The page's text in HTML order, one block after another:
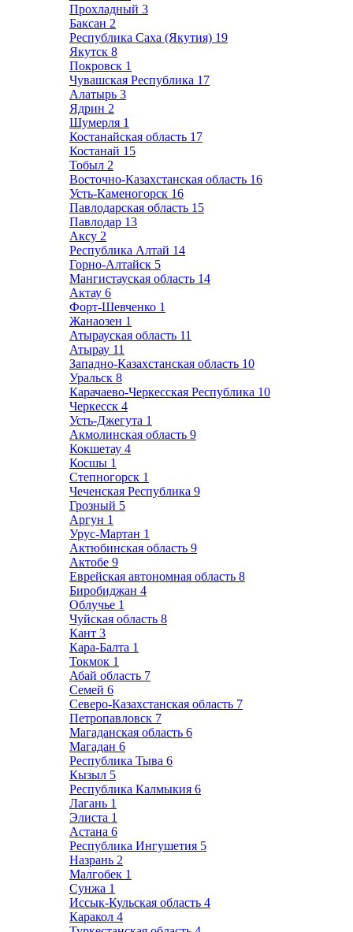
Прохладный 3
Баксан 2
Республика Саха (Якутия) 19
Якутск 8
Покровск 1
Чувашская Республика 17
Алатырь 3
Ядрин 2
Шумерля 1
Костанайская область 17
Костанай 15
Тобыл 2
Восточно-Казахстанская область 16
Усть-Каменогорск 16
Павлодарская область 15
Павлодар 13
Аксу 2
Республика Алтай 14
Горно-Алтайск 5
Мангистауская область 14
Актау 6
Форт-Шевченко 1
Жанаозен 1
Атырауская область 11
Атырау 11
Западно-Казахстанская область 10
Уральск 8
Карачаево-Черкесская Республика 10
Черкесск 4
Усть-Джегута 1
Акмолинская область 9
Кокшетау 4
Косшы 1
Степногорск 1
Чеченская Республика 9
Грозный 5
Аргун 1
Урус-Мартан 1
Актюбинская область 9
Актобе 9
Еврейская автономная область 8
Биробиджан 4
Облучье 1
Чуйская область 8
Кант 3
Кара-Балта 1
Токмок 1
Абай область 7
Семей 6
Северо-Казахстанская область 7
Петропавловск 7
Магаданская область 6
Магадан 6
Республика Тыва 6
Кызыл 5
Республика Калмыкия 6
Лагань 1
Элиста 1
Астана 6
Республика Ингушетия 5
Назрань 2
Малгобек 1
Сунжа 1
Иссык-Кульская область 4
Каракол 4